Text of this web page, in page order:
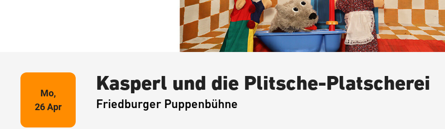
Mo,
26 Apr
Kasperl und die Plitsche-Platscherei
Friedburger Puppenbühne